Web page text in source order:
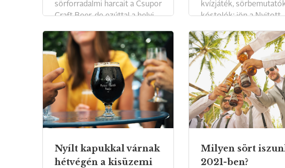
sörforradalmi harcait a Csupor
Craft Beer, de ezúttal a helyi
kvízjáték,
kóstolók: jön a Nyitott
Nyílt kapukkal várnak
hétvégén a kisüzemi
Milyen sört
2021-ben?